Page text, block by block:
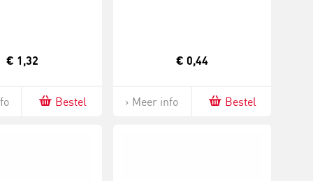
€ 1,32
Bestel
€ 0,44
Meer info Bestel